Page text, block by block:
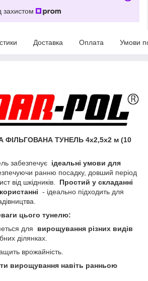
захистом
Доставка Оплата Умови
ФІЛЬГОВАНА ТУНЕЛЬ 4х2,5х2 м (10
забезпечує ідеальні умови для
ранню посадку, довший період
від шкідників. Простий у складанні
- ідеально підходить для
цього тунелю:
для вирощування різних видів
ділянках.
врожайність.
вирощування навіть ранньою